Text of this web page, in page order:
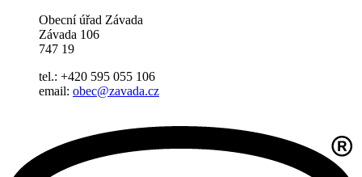
Obecní úřad Závada
Závada 106
747 19
tel.: +420 595 055 106
email: obec@zavada.cz